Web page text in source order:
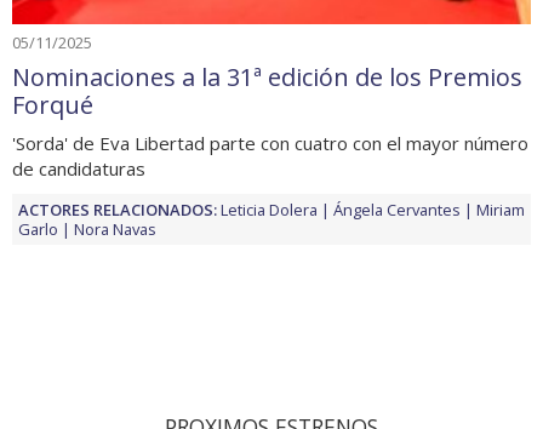
05/11/2025
Nominaciones a la 31ª edición de los Premios
Forqué
'Sorda' de Eva Libertad parte con cuatro con el mayor número
de candidaturas
ACTORES RELACIONADOS:Leticia Dolera Ángela Cervantes
Miriam
Garlo
Nora Navas